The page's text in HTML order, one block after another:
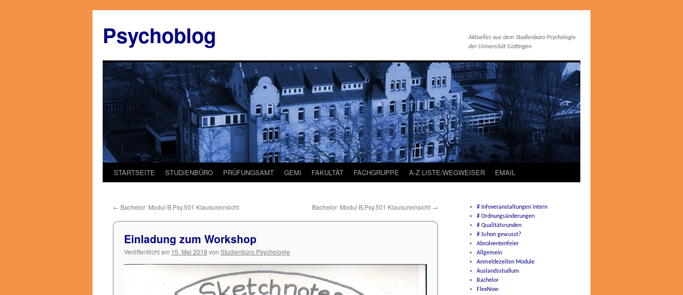
springen
Psychoblog
Aktuelles aus dem Studienbüro Psychologie
der Universität Göttingen
STARTSEITE STUDIENBÜRO PRÜFUNGSAMT GEMI FAKULTÄT FACHGRUPPE A-Z LISTE/WEGWEISER EMAIL
← Bachelor: Modul B.Psy.501 Klausureinsicht Bachelor: Modul B.Psy.501 Klausureinsicht →
Einladung zum Workshop
Veröffentlicht am 15. Mai 2018 von Studienbüro Psychologie
# Infoveranstaltungen intern
# Ordnungsänderungen
# Qualitätsrunden
# Schon gewusst?
Absolventenfeier
Allgemein
Anmeldezeiten Module
Auslandsstudium
Bachelor
FlexNow